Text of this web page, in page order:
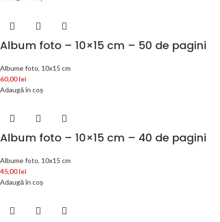
Album foto – 10×15 cm – 50 de pagini
Albume foto, 10x15 cm
60,00lei
Adaugă în coș
Album foto – 10×15 cm – 40 de pagini
Albume foto, 10x15 cm
45,00lei
Adaugă în coș